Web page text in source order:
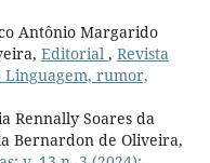
Antônio Margarido
Editorial , Revista
Linguagem, rumor,
Rennally Soares da
Bernardon de Oliveira,